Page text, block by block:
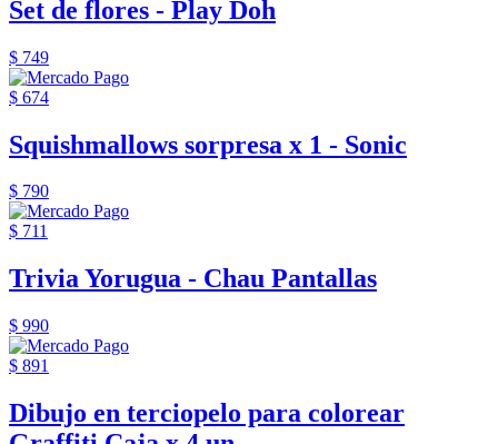
Set de flores - Play Doh
$ 749
$ 674
Squishmallows sorpresa x 1 - Sonic
$ 790
$ 711
Trivia Yorugua - Chau Pantallas
$ 990
$ 891
Dibujo en terciopelo para colorear